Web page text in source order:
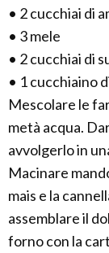
• 2 cucchiai di
• 3 mele
• 2 cucchiai di
• 1 cucchiaino
Mescolare le
metà acqua.
avvolgerlo in
Macinare
mais e la
assemblare il
forno con la